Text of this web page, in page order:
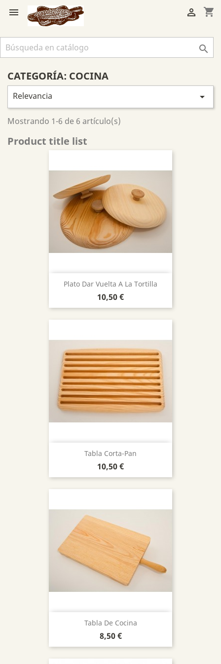
 shopping_cart


CATEGORÍA: COCINA
Relevancia 
Mostrando 1-6 de 6 artículo(s)
Product title list
Plato Dar Vuelta A La Tortilla
Precio
10,50 €
Tabla Corta-Pan
Precio
10,50 €
Tabla De Cocina
Precio
8,50 €